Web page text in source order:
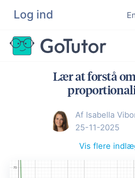
Log ind
Søg
Hjælp til ordblinde
Kundeudtalelser
Lær at forstå
Af Isabella
25-11-2025
Vis flere